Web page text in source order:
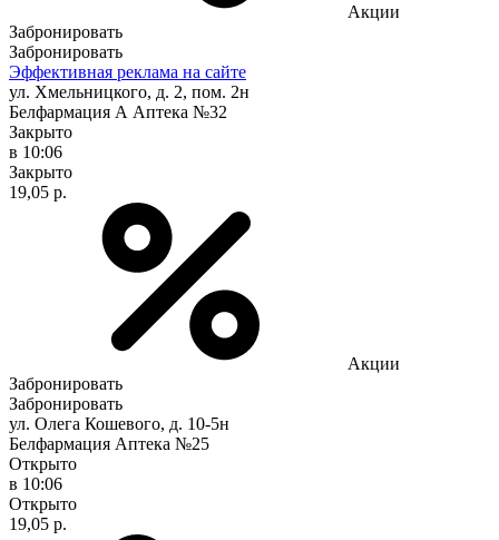
Акции
Забронировать
Забронировать
Эффективная реклама на сайте
ул. Хмельницкого, д. 2, пом. 2н
Белфармация А Аптека №32
Закрыто
в 10:06
Закрыто
19,05 р.
Акции
Забронировать
Забронировать
ул. Олега Кошевого, д. 10-5н
Белфармация Аптека №25
Открыто
в 10:06
Открыто
19,05 р.